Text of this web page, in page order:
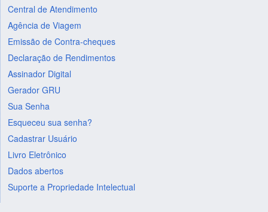
Central de Atendimento
Agência de Viagem
Emissão de Contra-cheques
Declaração de Rendimentos
Assinador Digital
Gerador GRU
Sua Senha
Esqueceu sua senha?
Cadastrar Usuário
Livro Eletrônico
Dados abertos
Suporte a Propriedade Intelectual